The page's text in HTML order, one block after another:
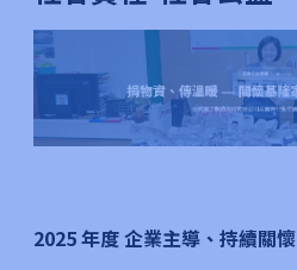
2025 年度 企業主導、持續關懷